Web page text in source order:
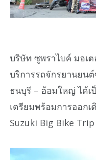
บริษัท ซูพราไบค์ มอเ
บริการรถจักรยานยน
ธนบุรี – อ้อมใหญ่ ได้เ
เตรียมพร้อมการออก
Suzuki Big Bike